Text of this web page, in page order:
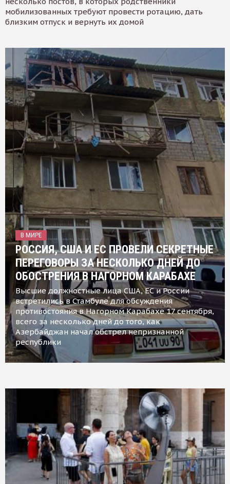
мобилизованных требуют провести ротацию, дать
близким отпуск и вернуть их домой
В МИРЕ
РОССИЯ, США И ЕС ПРОВЕЛИ СЕКРЕТНЫЕ
ПЕРЕГОВОРЫ ЗА НЕСКОЛЬКО ДНЕЙ ДО
ОБОСТРЕНИЯ В НАГОРНОМ КАРАБАХЕ
Высшие должностные лица США, ЕС и России
встретились в Стамбуле для обсуждения
противостояния в Нагорном Карабахе 17 сентября,
всего за несколько дней до того, как
Азербайджан начал обстрел непризнанной
республики